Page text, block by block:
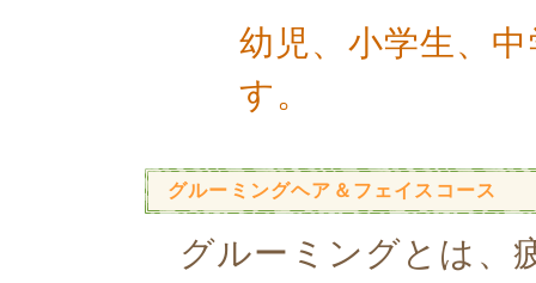
幼児、小学生、
す。
グルーミングヘア＆フェイスコース
グルーミングとは、